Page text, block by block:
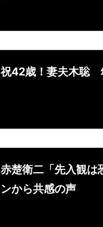
祝42歳！妻夫木聡
赤楚衛二「先入観は
ンから共感の声